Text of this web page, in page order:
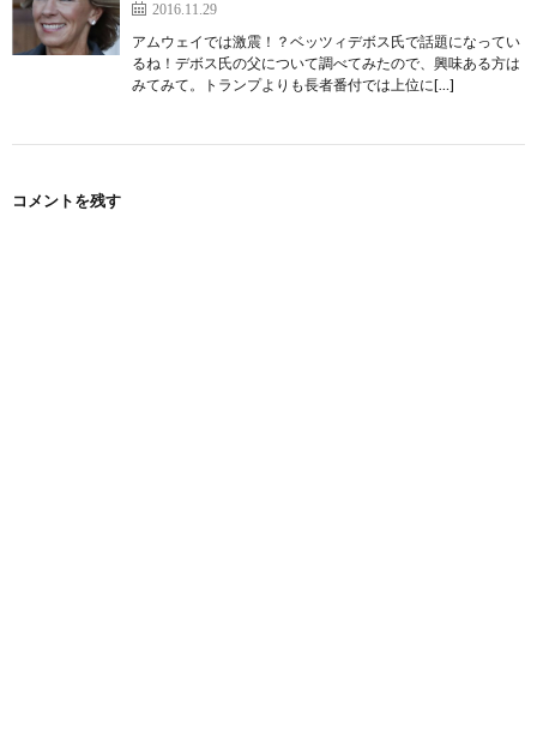
2016.11.29
アムウェイでは激震！？ベッツィデボス氏で話題になってい
るね！デボス氏の父について調べてみたので、興味ある方は
みてみて。トランプよりも長者番付では上位に[…]
コメントを残す